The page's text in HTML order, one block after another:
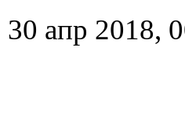
30 апр 2018,